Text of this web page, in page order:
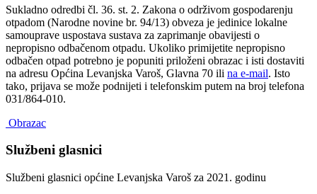
Sukladno odredbi čl. 36. st. 2. Zakona o održivom gospodarenju
otpadom (Narodne novine br. 94/13) obveza je jedinice lokalne
samouprave uspostava sustava za zaprimanje obavijesti o
nepropisno odbačenom otpadu. Ukoliko primijetite nepropisno
odbačen otpad potrebno je popuniti priloženi obrazac i isti dostaviti
na adresu Općina Levanjska Varoš, Glavna 70 ili na e-mail. Isto
tako, prijava se može podnijeti i telefonskim putem na broj telefona
031/864-010.
Obrazac
Službeni glasnici
Službeni glasnici općine Levanjska Varoš za 2021. godinu